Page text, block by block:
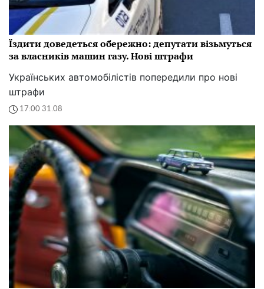
Їздити доведеться обережно: депутати візьмуться
за власників машин газу. Нові штрафи
Українських автомобілістів попередили про нові
штрафи
17:00 31.08